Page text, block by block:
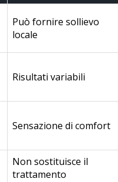
Può fornire sollievo
locale
Risultati variabili
Sensazione di comfort
Non sostituisce il
trattamento